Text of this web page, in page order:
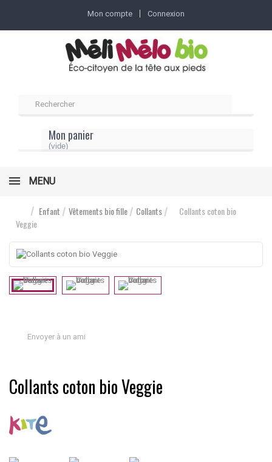
Mon compte Connexion
Mon panier
(vide)
MENU
Enfant Vêtements bio fille Collants
Collants coton bio
Veggie
Envoyer à un ami
Collants coton bio Veggie